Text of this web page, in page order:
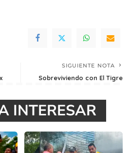
SIGUIENTE NOTA
Sobreviviendo con El Tigre
INTERESAR